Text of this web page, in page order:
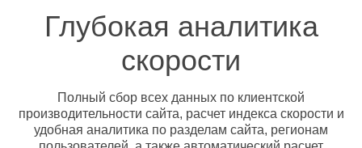
Глубокая аналитика
скорости
Полный сбор всех данных по клиентской
производительности сайта, расчет индекса скорости и
удобная аналитика по разделам сайта, регионам